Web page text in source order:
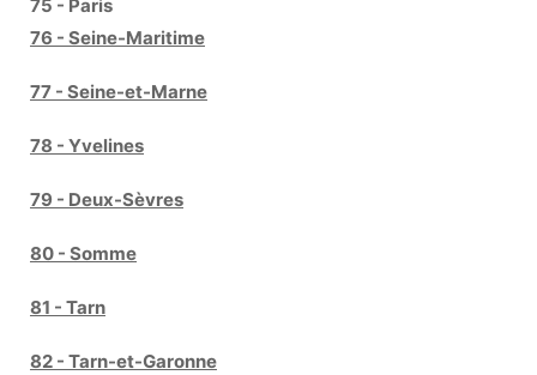
75 - Paris
76 - Seine-Maritime
77 - Seine-et-Marne
78 - Yvelines
79 - Deux-Sèvres
80 - Somme
81 - Tarn
82 - Tarn-et-Garonne